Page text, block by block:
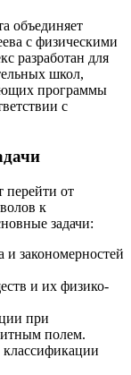
объединяет
с физическими
разработан для
школ,
программы
с
перейти от
к
задачи:
и закономерностей
и их физико-
при
полем.